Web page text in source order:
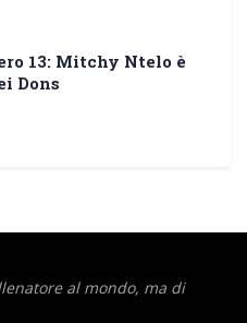
13: Mitchy Ntelo è
Dons
al mondo, ma di